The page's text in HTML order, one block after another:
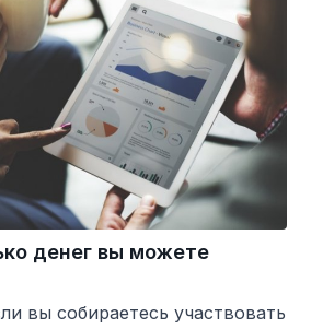
денег вы можете
вы собираетесь участвовать